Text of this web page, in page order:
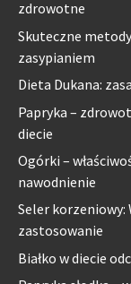
zdrowotne
Skuteczne
zasypianiem
Dieta Dukana:
Papryka –
diecie
Ogórki –
nawodnienie
Seler korzeniowy:
zastosowanie
Białko w diecie